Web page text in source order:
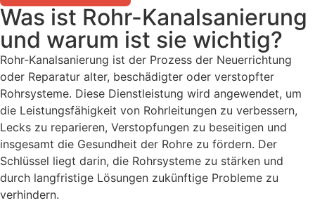
Was ist Rohr-Kanalsanierung
und warum ist sie wichtig?
Rohr-Kanalsanierung ist der Prozess der Neuerrichtung
oder Reparatur alter, beschädigter oder verstopfter
Rohrsysteme. Diese Dienstleistung wird angewendet, um
die Leistungsfähigkeit von Rohrleitungen zu verbessern,
Lecks zu reparieren, Verstopfungen zu beseitigen und
insgesamt die Gesundheit der Rohre zu fördern. Der
Schlüssel liegt darin, die Rohrsysteme zu stärken und
durch langfristige Lösungen zukünftige Probleme zu
verhindern.